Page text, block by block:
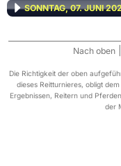
SONNTAG, 07. JUNI
Nach oben
Die Richtigkeit der oben
dieses Reitturnieres, obligt
Ergebnissen, Reitern und
der